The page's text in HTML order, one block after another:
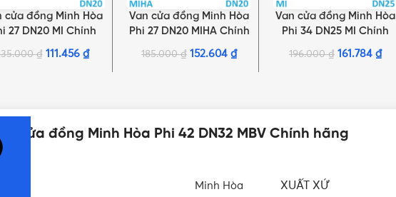
VÀO GIỎ HÀNG
cửa đồng Minh Hòa
27 DN20 MI Chính
hãng
₫ 111.456 ₫
THÊM VÀO GIỎ HÀNG
Van cửa đồng Minh Hòa
Phi 27 DN20 MIHA Chính
hãng
185.000₫ 152.604 ₫
THÊM VÀO GIỎ HÀNG
Van cửa đồng Minh Hòa
Phi 34 DN25 MI Chính
hãng
196.000₫ 161.784 ₫
cửa đồng Minh Hòa Phi 42 DN32 MBV Chính hãng
Minh Hòa XUẤT XỨ